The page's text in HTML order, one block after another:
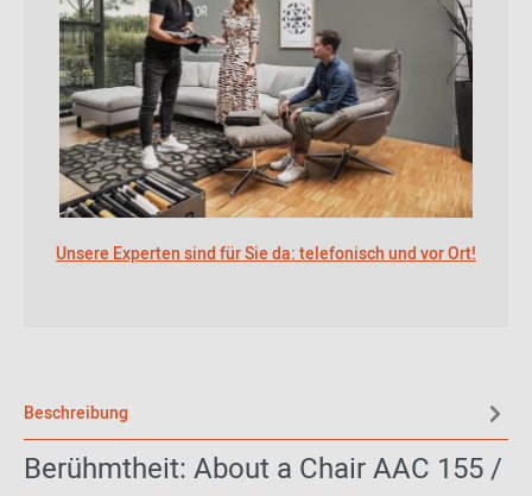
Unsere Experten sind für Sie da: telefonisch und vor Ort!
Beschreibung
Berühmtheit: About a Chair AAC 155 /